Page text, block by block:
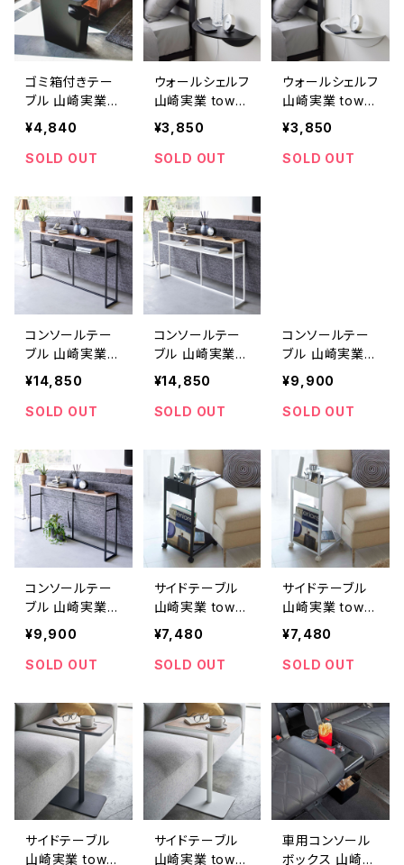
ゴミ箱付きテー
ブル 山崎実業 t
ower タワー ダ
ストボックス＆サ
イドテーブル 39
¥4,840
SOLD OUT
ウォールシェルフ
山崎実業 tower
タワー ウォール
サイドテーブル
石こうボード壁
¥3,850
SOLD OUT
ウォールシェルフ
山崎実業 tower
タワー ウォール
サイドテーブル
石こうボード壁
¥3,850
SOLD OUT
コンソールテー
ブル 山崎実業 t
ower タワー ソ
ファー裏コンソ
ールテーブル 棚
¥14,850
SOLD OUT
コンソールテー
ブル 山崎実業 t
ower タワー ソ
ファー裏コンソ
ールテーブル 棚
¥14,850
SOLD OUT
コンソールテー
ブル 山崎実業 t
ower タワー ソ
ファー裏コンソ
ールテーブル ホ
¥9,900
SOLD OUT
コンソールテー
ブル 山崎実業 t
ower タワー ソ
ファー裏コンソ
ールテーブル ブ
¥9,900
SOLD OUT
サイドテーブル
山崎実業 tower
タワー サイドテ
ーブルワゴン ブ
ラック
¥7,480
SOLD OUT
サイドテーブル
山崎実業 tower
タワー サイドテ
ーブルワゴン ホ
ワイト
¥7,480
SOLD OUT
サイドテーブル
山崎実業 tower
サイドテーブル
山崎実業 tower
車用コンソール
ボックス 山崎実